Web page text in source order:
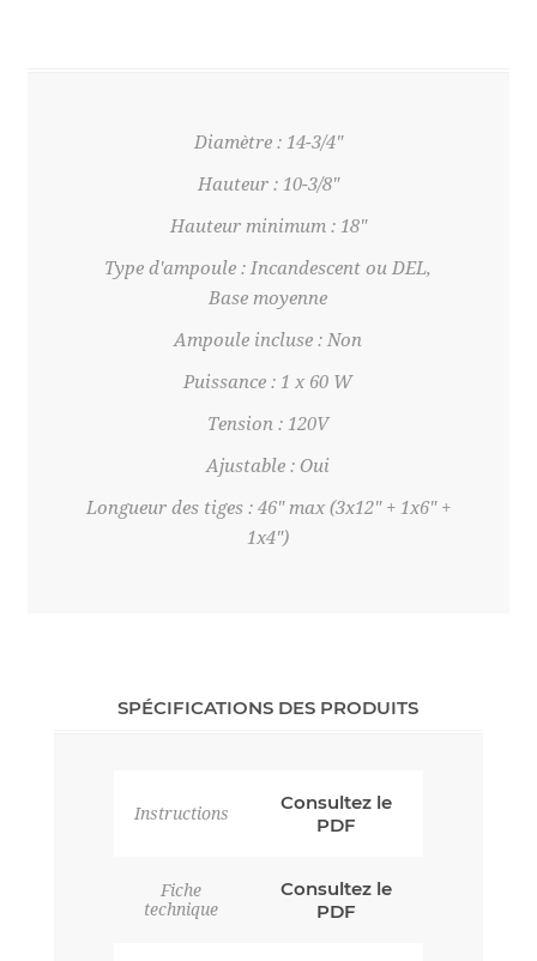
Diamètre : 14-3/4"
Hauteur : 10-3/8"
Hauteur minimum : 18"
Type d'ampoule : Incandescent ou DEL,
Base moyenne
Ampoule incluse : Non
Puissance : 1 x 60 W
Tension : 120V
Ajustable : Oui
Longueur des tiges : 46" max (3x12" + 1x6" +
1x4")
SPÉCIFICATIONS DES PRODUITS
Instructions
Consultez le
PDF
Fiche
technique
Consultez le
PDF